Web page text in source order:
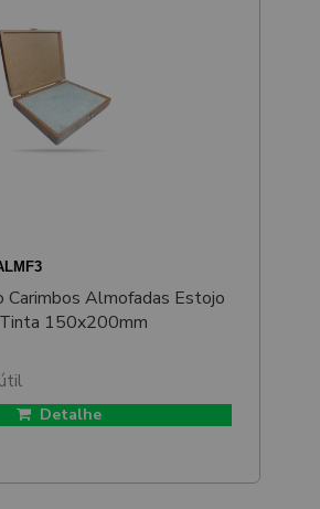
Carimbos Almofadas Estojo
150x200mm
útil
Detalhe